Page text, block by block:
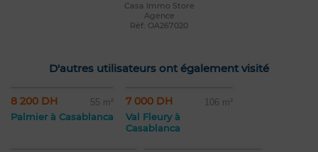
Casa Immo Store
Agence
Réf: OA267020
D'autres utilisateurs ont également visité
8 200 DH 55 m²
Palmier à Casablanca
7 000 DH 106 m²
Val Fleury à
Casablanca